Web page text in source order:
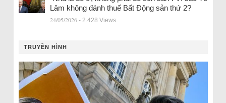
Lâm không đánh thuế Bất Động sản thứ 2?
24/05/2026 - 2.428 Views
TRUYỀN HÌNH